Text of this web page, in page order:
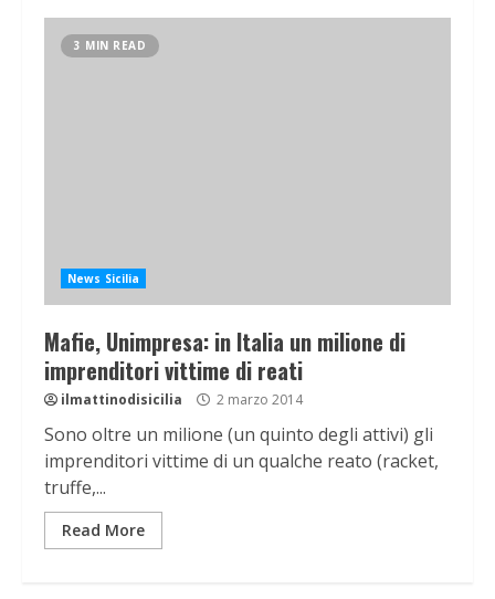
3 MIN READ
News Sicilia
Mafie, Unimpresa: in Italia un milione di
imprenditori vittime di reati
ilmattinodisicilia 2 marzo 2014
Sono oltre un milione (un quinto degli attivi) gli
imprenditori vittime di un qualche reato (racket,
truffe,...
Read More